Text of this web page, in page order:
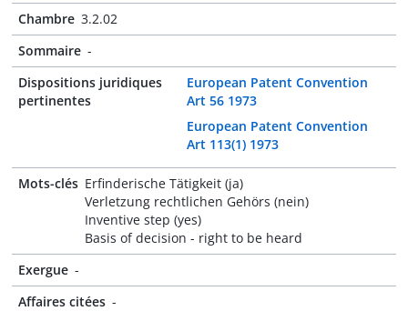
Chambre 3.2.02
Sommaire -
Dispositions juridiques
pertinentes
European Patent Convention
Art 56 1973
European Patent Convention
Art 113(1) 1973
Mots-clés Erfinderische Tätigkeit (ja)
Verletzung rechtlichen Gehörs (nein)
Inventive step (yes)
Basis of decision - right to be heard
Exergue -
Affaires citées -